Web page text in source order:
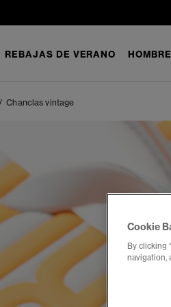
REBAJAS DE VERANO HOMBRE
Chanclas vintage
Cookie
By clicking
navigation,